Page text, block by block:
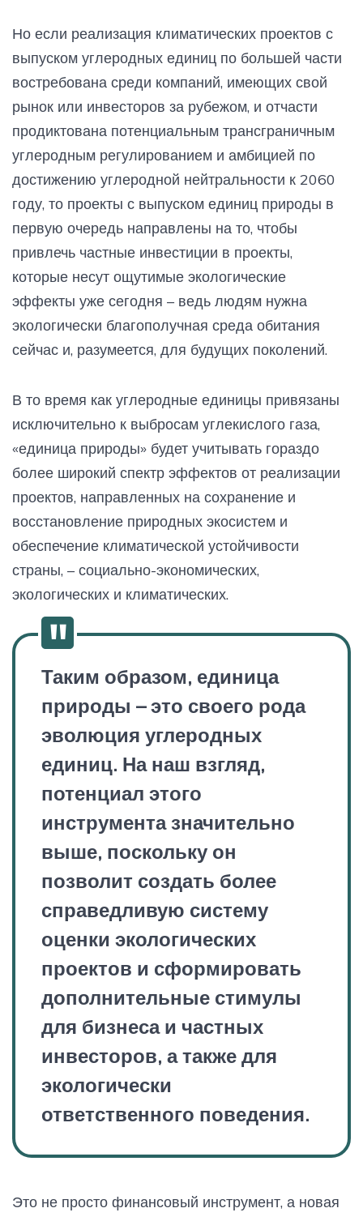
Но если реализация климатических проектов с
выпуском углеродных единиц по большей части
востребована среди компаний, имеющих свой
рынок или инвесторов за рубежом, и отчасти
продиктована потенциальным трансграничным
углеродным регулированием и амбицией по
достижению углеродной нейтральности к 2060
году, то проекты с выпуском единиц природы в
первую очередь направлены на то, чтобы
привлечь частные инвестиции в проекты,
которые несут ощутимые экологические
эффекты уже сегодня – ведь людям нужна
экологически благополучная среда обитания
сейчас и, разумеется, для будущих поколений.
В то время как углеродные единицы привязаны
исключительно к выбросам углекислого газа,
«единица природы» будет учитывать гораздо
более широкий спектр эффектов от реализации
проектов, направленных на сохранение и
восстановление природных экосистем и
обеспечение климатической устойчивости
страны, – социально-экономических,
экологических и климатических.
Таким образом, единица
природы – это своего рода
эволюция углеродных
единиц. На наш взгляд,
потенциал этого
инструмента значительно
выше, поскольку он
позволит создать более
справедливую систему
оценки экологических
проектов и сформировать
дополнительные стимулы
для бизнеса и частных
инвесторов, а также для
экологически
ответственного поведения.
Это не просто финансовый инструмент, а новая